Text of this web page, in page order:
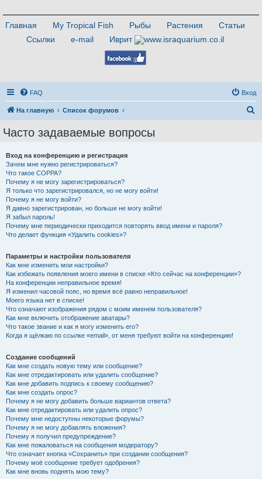
Главная My Tropical Fish Рыбы Растения
Статьи
Ссылки
e-mail Иврит
FAQ Вход
На главную Список форумов
Часто задаваемые вопросы
Вход на конференцию и регистрация
Зачем мне нужно регистрироваться?
Что такое COPPA?
Почему я не могу зарегистрироваться?
Я только что зарегистрировался, но не могу войти!
Почему я не могу войти?
Я давно зарегистрирован, но больше не могу войти!
Я забыл пароль!
Почему мне периодически приходится повторять ввод имени и пароля?
Что делает функция «Удалить cookies»?
Параметры и настройки пользователя
Как мне изменить мои настройки?
Как избежать появления моего имени в списке «Кто сейчас на конференции»?
На конференции неправильное время!
Я изменил часовой пояс, но время всё равно неправильное!
Моего языка нет в списке!
Что означают изображения рядом с моим именем пользователя?
Как мне включить отображение аватары?
Что такое звание и как я могу изменить его?
Когда я щёлкаю по ссылке «email», от меня требуют войти на конференцию!
Создание сообщений
Как мне создать новую тему или сообщение?
Как мне отредактировать или удалить сообщение?
Как мне добавить подпись к своему сообщению?
Как мне создать опрос?
Почему я не могу добавить больше вариантов ответа?
Как мне отредактировать или удалить опрос?
Почему мне недоступны некоторые форумы?
Почему я не могу добавлять вложения?
Почему я получил предупреждение?
Как мне пожаловаться на сообщения модератору?
Что означает кнопка «Сохранить» при создании сообщения?
Почему моё сообщение требует одобрения?
Как мне вновь поднять мою тему?